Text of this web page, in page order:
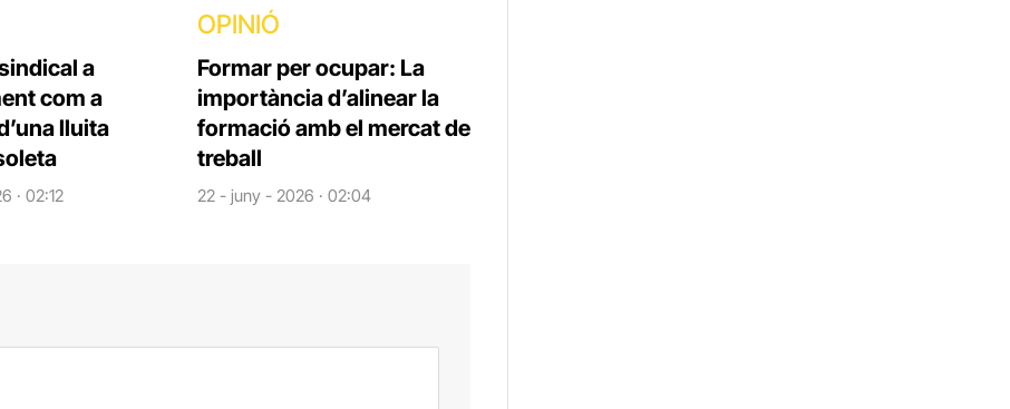
a
com a
lluita
· 02:12
OPINIÓ
Formar per ocupar: La
importància d’alinear la
formació amb el mercat de
treball
22 - juny - 2026 · 02:04